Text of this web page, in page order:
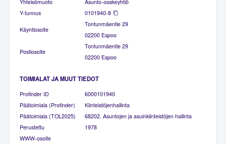
Yhteisömuoto
Asunto-osakeyhtiö
Y-tunnus
0101940-8
Käyntiosoite
Tontunmäentie 29
02200 Espoo
Postiosoite
Tontunmäentie 29
02200 Espoo
TOIMIALAT JA MUUT TIEDOT
Profinder ID
6000101940
Päätoimiala (Profinder)
Kiinteistöjenhallinta
Päätoimiala (TOL2025)
68202. Asuntojen ja asuinkiinteistöjen hallinta
Perustettu
1978
WWW-osoite